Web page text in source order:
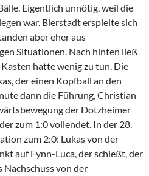
Eigentlich unnötig, weil die
war. Bierstadt erspielte sich
aber eher aus
Situationen. Nach hinten ließ
hatte wenig zu tun. Die
der einen Kopfball an den
dann die Führung, Christian
der Dotzheimer
zum 1:0 vollendet. In der 28.
zum 2:0: Lukas von der
auf Fynn-Luca, der schießt, der
Nachschuss von der